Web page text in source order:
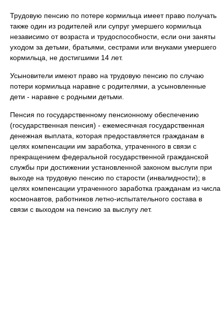
Трудовую пенсию по потере кормильца имеет право получать
также один из родителей или супруг умершего кормильца
независимо от возраста и трудоспособности, если они заняты
уходом за детьми, братьями, сестрами или внуками умершего
кормильца, не достигшими 14 лет.
Усыновители имеют право на трудовую пенсию по случаю
потери кормильца наравне с родителями, а усыновленные
дети - наравне с родными детьми.
Пенсия по государственному пенсионному обеспечению
(государственная пенсия) - ежемесячная государственная
денежная выплата, которая предоставляется гражданам в
целях компенсации им заработка, утраченного в связи с
прекращением федеральной государственной гражданской
службы при достижении установленной законом выслуги при
выходе на трудовую пенсию по старости (инвалидности); в
целях компенсации утраченного заработка гражданам из числа
космонавтов, работников летно-испытательного состава в
связи с выходом на пенсию за выслугу лет.